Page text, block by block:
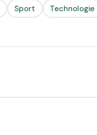
Sport Technologie